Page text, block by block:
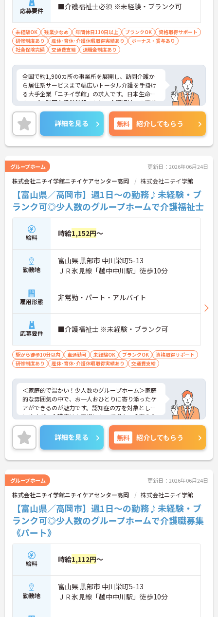
応募要件 ■介護福祉士必須 ※未経験・ブランク可
未経験OK 残業少なめ 年間休日110日以上 ブランクOK
資格取得サポート
研修制度あり
産休･育休･介護休暇取得実績あり
ボーナス・賞与あり
社会保険完備
交通費支給 退職金制度あり
全国で約1,900カ所の事業所を展開し、訪問介護か
ら居住系サービスまで幅広いトータル介護を手掛け
る大手企業「ニチイ学館」の求人です。日本生命グ
ループの強固な経営基盤のもと、介護福祉士の資格
を最大限に活かしてキャリアアップできる環境が整
っています。毎月1万8000円の資格手当が支給され
るだけでなく、将来的にサービス管理者や拠点管理
者、ケアマネジャーへと進むための「サービス管理
者研修」等の充実した支援制度が魅力です。20～30
一方で、40～60代の方も安心できる最大2万円の勤
続年数手当や退職金制度などの福利厚生を完備して
います。企業主導型保育所の利用や10～18歳のお子
様への子ども手当などライフステージの変化にも対
応しており、グループホームでの1対1の丁寧なケア
という現場のやりがいを感じながら、確かなキャリ
アと長期的な働きやすさの両方を手に入れられる職
場です。
＜介護福祉士の資格を活かし、さらなる高みを目指
せる環境です＞大手ならではの丁寧な拠点研修や半
年間のOJTがあり、新しい職場への不安をしっかり
解消できます。1ユニット9名の少人数制グループホ
受講し、施設長やケアマネジャーへステップアップ
できる明確なキャリアマップが用意されています
＜手厚い子育て支援！プライベートも大切にできる
環境＞ 「ワークライフバランスを重視する方にも大
変おすすめの求人です。希望を考慮したシフト作成
や半日単位で取得できる有給休暇など、無理なく働
ける体制が整っています。特に子育て支援が手厚
く、10～18歳のお子様を対象とした『子ども手当』
や、企業主導型保育所の利用手当（月1万円）など
利用でき、ライフステージが変わっても安心のサポ
ート体制です。
詳細を見る 無料 紹介してもらう
グループホーム 更新日：2026年06月24日
株式会社ニチイ学館ニチイケアセンター高岡 株式会社ニチイ学館
【富山県／高岡市】週1日～の勤務♪未経験・ブ
ランク可◎少人数のグループホームで介護福祉士
給料 時給1,152円～
勤務地
富山県 黒部市 中川栄町5-13
ＪＲ氷見線「越中中川駅」徒歩10分
雇用形態 非常勤・パート・アルバイト
応募要件 ■介護福祉士 ※未経験・ブランク可
駅から徒歩10分以内 車通勤可 未経験OK ブランクOK
資格取得サポート
研修制度あり
産休･育休･介護休暇取得実績あり 交通費支給
＜家庭的で温かい！少人数のグループホーム＞家庭
的な雰囲気の中で、お一人おひとりに寄り添ったケ
アができるのが魅力です。認知症の方を対象として
いますが、介護度はお客様によって様々。食事や入
浴、排泄などの日常生活を支援しながら、まるで家
族のように温かい時間を共有できます。「流れ作業
ではなく、じっくりと人と向き合いたい」という方
にぴったりの環境です。
＜柔軟な働き方ができる＞プライベートを大切にし
から勤務可能で、働ける時間や日数は相談に乗って
もらえます。また、子ども手当（10～18歳対象）も
用意されており、子育て世代を応援する仕組みが整
っているのも嬉しいポイントです。
詳細を見る 無料 紹介してもらう
グループホーム 更新日：2026年06月24日
株式会社ニチイ学館ニチイケアセンター高岡 株式会社ニチイ学館
【富山県／高岡市】週1日～の勤務♪未経験・ブ
ランク可◎少人数のグループホームで介護職募集
《パート》
給料 時給1,112円～
勤務地
富山県 黒部市 中川栄町5-13
ＪＲ氷見線「越中中川駅」徒歩10分